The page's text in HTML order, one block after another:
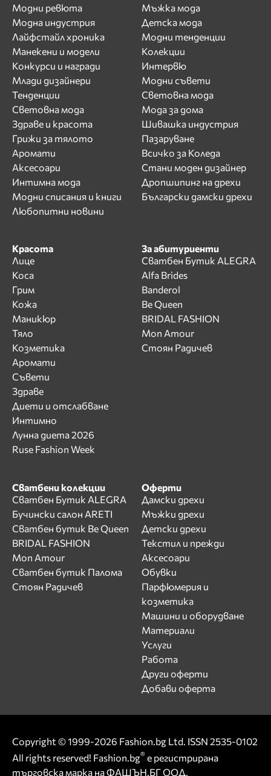
Модни ревюта
Модна индустрия
Лайфстайл хроника
Манекени и модели
Конкурси и награди
Млади дизайнери
Тенденции
Световна мода
Здраве и красота
Грижи за тялото
Аромати
Аксесоари
Интимна мода
Модни списания и книги
Любопитни новини
Мъжка мода
Детска мода
Модни тенденции
Колекции
Интервю
Модни съвети
Световна мода
Мода за дома
Шивашка индустрия
Пазаруване
Всичко за Коледа
Стани моден дизайнер
Дропшипинг на дрехи
Български дамски дрехи
Красота
Лице
Коса
Грим
Кожа
Маникюр
Тяло
Козметика
Аромати
Съвети
Здраве
Диети и отслабване
Интимно
Лунна диета 2026
Ruse Fashion Week
За абитуриенти
Сватбен Бутик ALEGRA
Alfa Brides
Banderol
Be Queen
BRIDAL FASHION
Mon Amour
Стоян Радичев
Сватбени колекции
Сватбен Бутик ALEGRA
Бучински салон ARETI
Сватбен бутик Be Queen
BRIDAL FASHION
Mon Amour
Сватбен бутик Палома
Стоян Радичев
Оферти
Дамски дрехи
Мъжки дрехи
Детски дрехи
Текстил и прежди
Аксесоари
Обувки
Парфюмерия и
козметика
Машини и оборудване
Материали
Услуги
Работа
Други оферти
Добави оферта
Copyright © 1999-2026 Fashion.bg Ltd. ISSN 2535-0102
All rights reserved! Fashion.bg® е регистрирана
търговска марка на ФАШЪН.БГ ООД.